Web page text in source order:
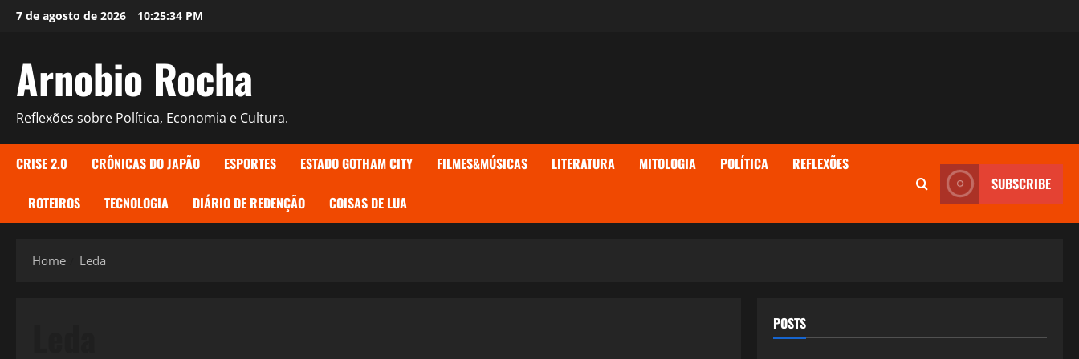
Skip7 de agosto de 2026 10:25:35 PM
Arnobio Rocha
Reflexões sobre Política, Economia e Cultura.
CRISE 2.0 CRÔNICAS DO JAPÃO ESPORTES ESTADO GOTHAM CITY FILMES&MÚSICAS LITERATURA MITOLOGIA POLÍTICA REFLEXÕES
ROTEIROS TECNOLOGIA DIÁRIO DE REDENÇÃO COISAS DE LUA
SUBSCRIBE
Home Leda
POSTS